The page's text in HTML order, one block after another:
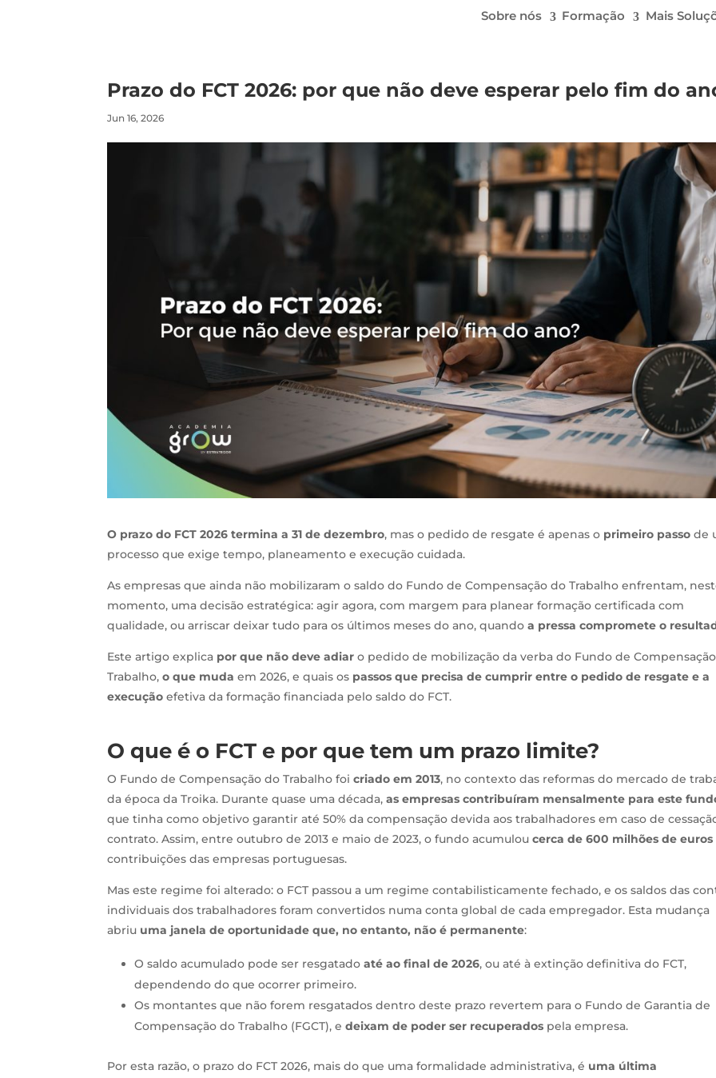
Sobre nós Formação Mais
Prazo do FCT 2026: por que não deve esperar pelo fim do
Jun 16, 2026
O prazo do FCT 2026 termina a 31 de dezembro, mas o pedido de resgate é apenas o primeiro passo de
processo que exige tempo, planeamento e execução cuidada.
As empresas que ainda não mobilizaram o saldo do Fundo de Compensação do Trabalho enfrentam,
momento, uma decisão estratégica: agir agora, com margem para planear formação certificada com
qualidade, ou arriscar deixar tudo para os últimos meses do ano, quandoa pressa compromete o
Este artigo explica por que não deve adiar o pedido de mobilização da verba do Fundo de
Trabalho, o que muda em 2026, e quais os passos que precisa de cumprir entre o pedido de resgate e a
execução efetiva da formação financiada pelo saldo do FCT.
O que é o FCT e por que tem um prazo limite?
O Fundo de Compensação do Trabalho foicriado em 2013, no contexto das reformas do mercado de
da época da Troika. Durante quase uma década,as empresas contribuíram mensalmente para este
que tinha como objetivo garantir até 50% da compensação devida aos trabalhadores em caso de
contrato. Assim, entre outubro de 2013 e maio de 2023, o fundo acumuloucerca de 600 milhões de euros
contribuições das empresas portuguesas.
Mas este regime foi alterado: o FCT passou a um regime contabilisticamente fechado, e os saldos das
individuais dos trabalhadores foram convertidos numa conta global de cada empregador. Esta mudança
abriu uma janela de oportunidade que, no entanto, não é permanente:
O saldo acumulado pode ser resgatadoaté ao final de 2026, ou até à extinção definitiva do FCT,
dependendo do que ocorrer primeiro.
Os montantes que não forem resgatados dentro deste prazo revertem para o Fundo de Garantia de
Compensação do Trabalho (FGCT), edeixam de poder ser recuperados pela empresa.
Por esta razão, o prazo do FCT 2026, mais do que uma formalidade administrativa, é uma última